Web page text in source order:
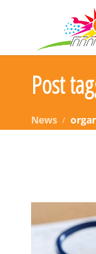
Post
News